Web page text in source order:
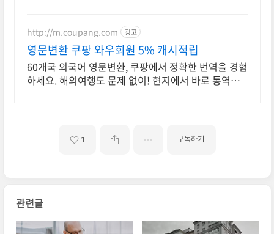
http://m.coupang.com 광고
영문변환 쿠팡 와우회원 5% 캐시적립
60개국 외국어 영문변환, 쿠팡에서 정확한 번역을 경험
하세요. 해외여행도 문제 없이! 현지에서 바로 통역해
1 구독하기
관련글